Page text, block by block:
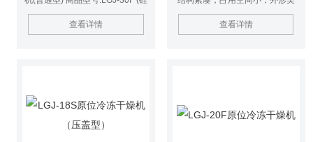
油加热) 商品简述:硅油作为循环介
质，控温精度高，搁板温差≤1℃
查看详情
观，人体工学设计，操作方便。透
明有机玻璃钟罩式干燥室，安全直
查看详情